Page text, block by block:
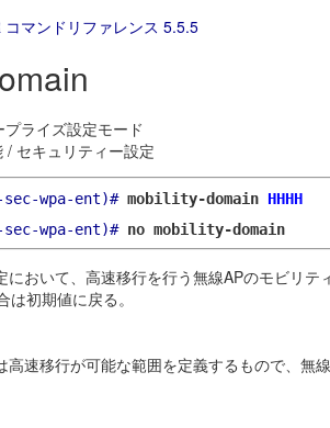
コマンドリファレンス 5.5.5
プライズ設定モード
/ セキュリティー設定
wpa-ent)# mobility-domain HHHH
wpa-ent)# no mobility-domain
において、高速移行を行う無線APのモビリテ
初期値に戻る。
高速移行が可能な範囲を定義するもので、